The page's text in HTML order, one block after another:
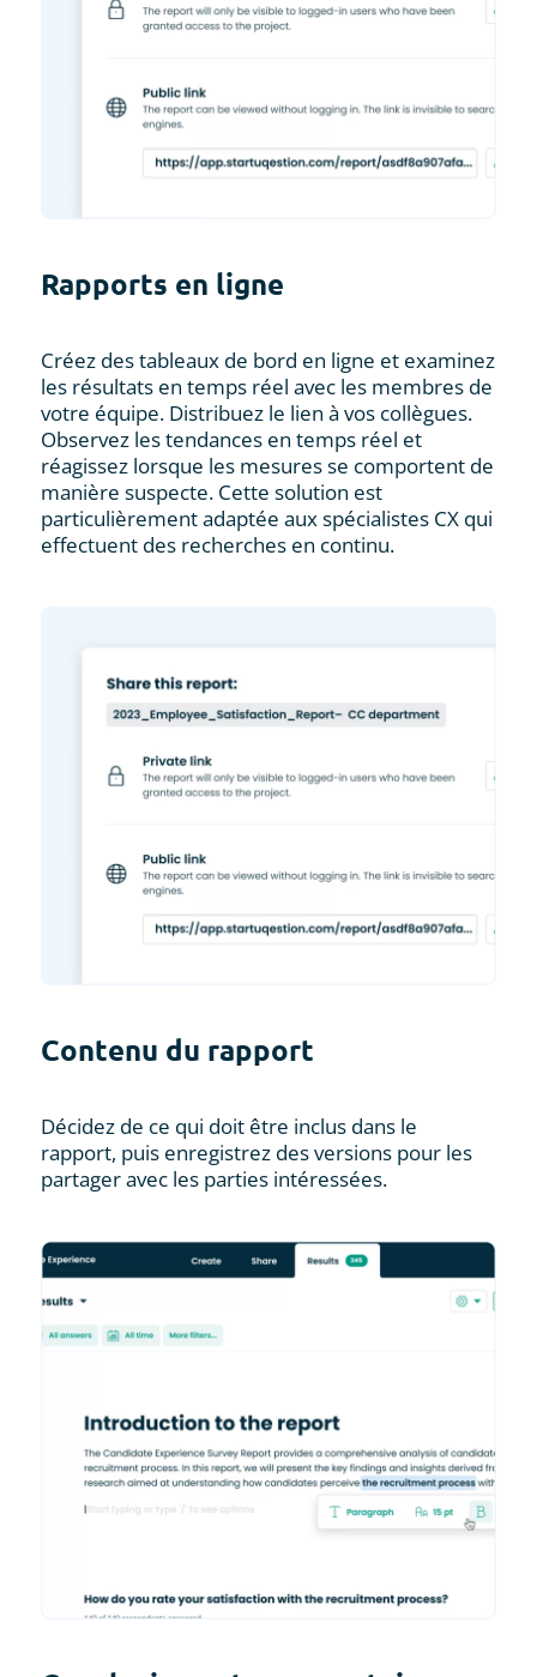
Rapports en ligne
Créez des tableaux de bord en ligne et examinez
les résultats en temps réel avec les membres de
votre équipe. Distribuez le lien à vos collègues.
Observez les tendances en temps réel et
réagissez lorsque les mesures se comportent de
manière suspecte. Cette solution est
particulièrement adaptée aux spécialistes CX qui
effectuent des recherches en continu.
Contenu du rapport
Décidez de ce qui doit être inclus dans le
rapport, puis enregistrez des versions pour les
partager avec les parties intéressées.